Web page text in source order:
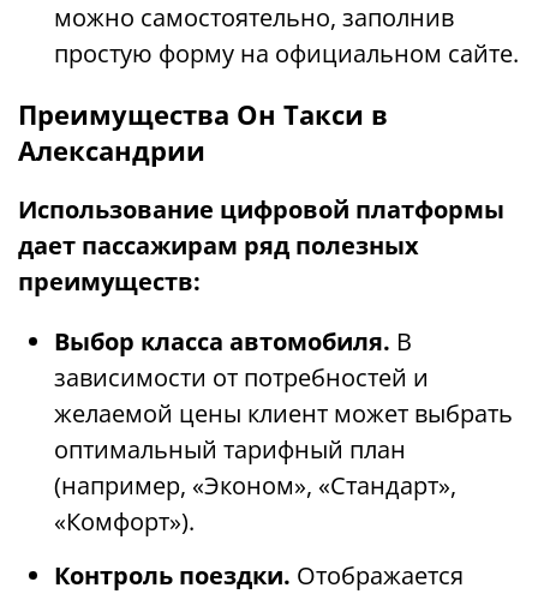
можно самостоятельно, заполнив
простую форму на официальном сайте.
Преимущества Он Такси в
Александрии
Использование цифровой платформы
дает пассажирам ряд полезных
преимуществ:
Выбор класса автомобиля. В
зависимости от потребностей и
желаемой цены клиент может выбрать
оптимальный тарифный план
(например, «Эконом», «Стандарт»,
«Комфорт»).
Контроль поездки. Отображается